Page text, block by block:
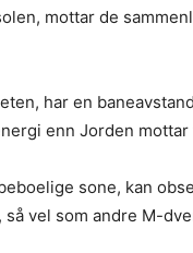
mottar de
har en
enn Jorden mottar
sone, kan
vel som andre M-